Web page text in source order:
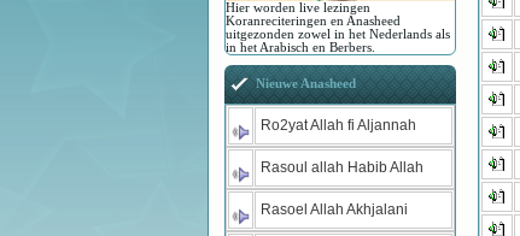
Hier worden live lezingen
Koranreciteringen en Anasheed
uitgezonden zowel in het Nederlands als
in het Arabisch en Berbers.
Nieuwe Anasheed
Ro2yat Allah fi Aljannah
Rasoul allah Habib Allah
Rasoel Allah Akhjalani